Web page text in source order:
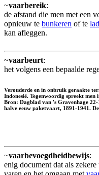
~vaarbereik:
de afstand die men met een
opnieuw te bunkeren of te
kan afleggen.
~vaarbeurt:
het volgens een bepaalde
Verouderde en in onbruik geraakte
Indonesië. Tegenwoordig spreekt
Bron: Dagblad van 's Gravenhage
halve eeuw paketvaart, 1891-1941.
~vaarbevoegdheidbewijs:
enig document dat als